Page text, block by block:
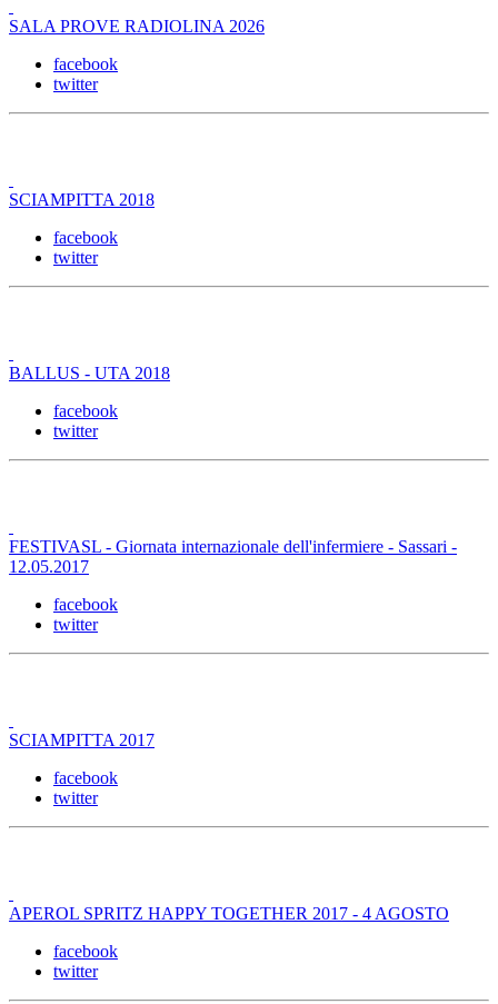
SALA PROVE RADIOLINA 2026
facebook
twitter
SCIAMPITTA 2018
facebook
twitter
BALLUS - UTA 2018
facebook
twitter
FESTIVASL - Giornata internazionale dell'infermiere - Sassari -
12.05.2017
facebook
twitter
SCIAMPITTA 2017
facebook
twitter
APEROL SPRITZ HAPPY TOGETHER 2017 - 4 AGOSTO
facebook
twitter